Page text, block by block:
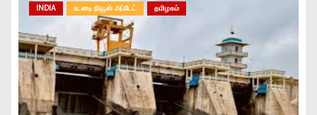
INDIA உடனடி நியூஸ் அப்டேட் தமிழகம்